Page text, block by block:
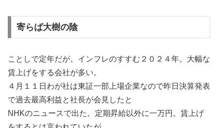
寄らば大樹の陰
ことしで定年だが。インフレのすすむ２０２４年。大幅な
賃上げをする会社が多い。
４月１１日わが社は東証一部上場企業なので昨日決算発表
で過去最高利益と社長が会見したと
NHKのニュースで出た。定期昇給以外に一万円。賃上げ